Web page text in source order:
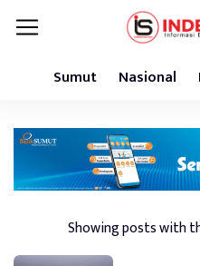
Sumut Nasional
Showing posts with